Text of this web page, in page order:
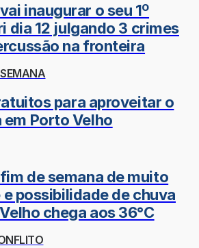
inaugurar o seu 1º
dia 12 julgando 3 crimes
na fronteira
para aproveitar o
Porto Velho
de semana de muito
possibilidade de chuva
chega aos 36°C